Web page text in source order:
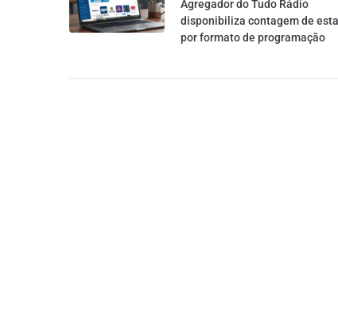
Agregador do Tudo Rádio
disponibiliza contagem de
por formato de programação